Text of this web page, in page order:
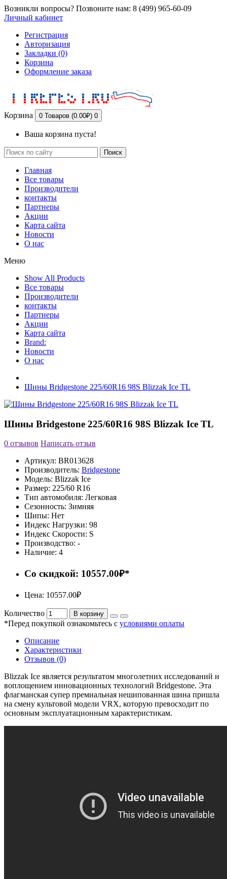
Возникли вопросы? Позвоните нам: 8 (499) 965-60-09
Личный кабинет
Регистрация
Авторизация
Закладки (0)
Корзина
Оформление заказа
Корзина 0 Товаров (0.00₽) 0
Ваша корзина пуста!
Поиск
Главная
Все товары
Производители
контакты
Партнеры
Акции
Карта сайта
Новости
О нас
Меню
Show All Products
Все товары
Производители
контакты
Партнеры
Акции
Карта сайта
Brand:
Новости
О нас
Шины Bridgestone 225/60R16 98S Blizzak Ice TL
Шины Bridgestone 225/60R16 98S Blizzak Ice TL
0 отзывов Написать отзыв
Артикул: BR013628
Производитель: Bridgestone
Модель: Blizzak Ice
Размер: 225/60 R16
Тип автомобиля: Легковая
Сезонность: Зимняя
Шипы: Нет
Индекс Нагрузки: 98
Индекс Скорости: S
Производство: -
Наличие: 4
Со скидкой: 10557.00₽*
Цена: 10557.00₽
Количество В корзину
*Перед покупкой ознакомьтесь с условиями оплаты
Описание
Характеристики
Отзывов (0)
Blizzak Ice является результатом многолетних исследований и
воплощением инновационных технологий Bridgestone. Эта
флагманская супер премиальная нешипованная шина пришла
на смену культовой модели VRX, которую превосходит по
основным эксплуатационным характеристикам.